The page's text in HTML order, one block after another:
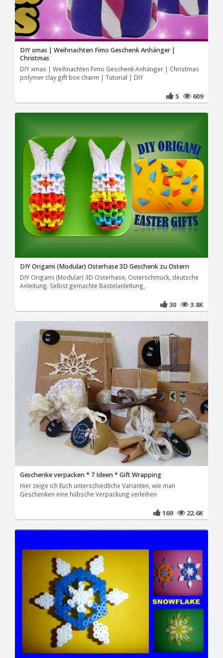
DIY xmas | Weihnachten Fimo Geschenk Anhänger |
Christmas
DIY xmas | Weihnachten Fimo Geschenk Anhänger | Christmas
polymer clay gift box charm | Tutorial | DIY
5 609
DIY Origami (Modular) Osterhase 3D Geschenk zu Ostern
DIY Origami (Modular) 3D Osterhase, Osterschmuck, deutsche
Anleitung. Selbst gemachte Bastelanleitung,
30 3.8K
Geschenke verpacken * 7 Ideen * Gift Wrapping
Hier zeige ich Euch unterschiedliche Varianten, wie man
Geschenken eine hübsche Verpackung verleihen
169 22.6K